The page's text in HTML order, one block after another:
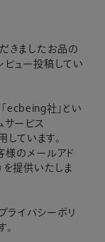
きましたお品の
ビュー投稿してい
ecbeing社」とい
サービス
しています。
様のメールアド
を提供いたしま
プライバシーポリ